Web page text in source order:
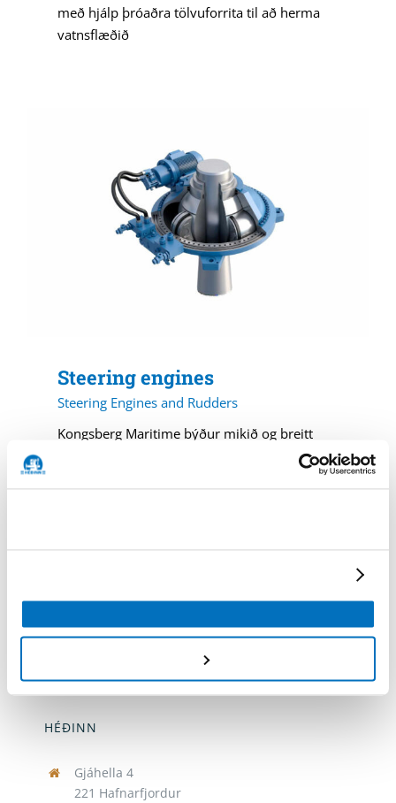
með hjálp þróaðra tölvuforrita til að herma
vatnsflæðið
Steering engines
Steering Engines and Rudders
Kongsberg Maritime býður mikið og breitt
úrval af stýrisvélum sem henta fyrir allar
HÉÐINN
Gjáhella 4
221 Hafnarfjordur